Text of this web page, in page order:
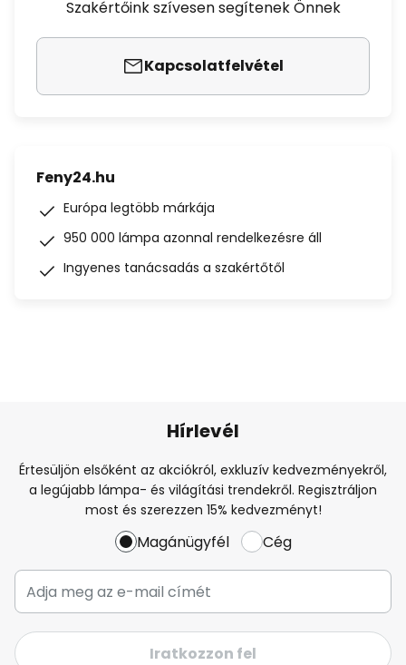
Szakértőink szívesen segítenek Önnek
Kapcsolatfelvétel
Feny24.hu
Európa legtöbb márkája
950 000 lámpa azonnal rendelkezésre áll
Ingyenes tanácsadás a szakértőtől
Hírlevél
Értesüljön elsőként az akciókról, exkluzív kedvezményekről,
a legújabb lámpa- és világítási trendekről. Regisztráljon
most és szerezzen 15% kedvezményt!
Magánügyfél Cég
Iratkozzon fel